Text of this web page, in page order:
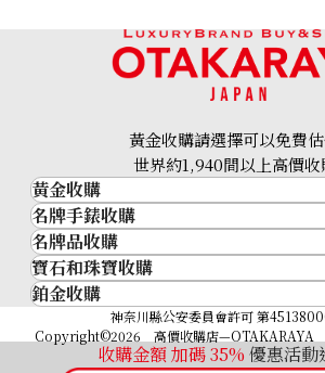
收購金額 加碼35% 優惠活動
黃金收購請選擇可以免費估
世界約1,940間以上高價收
黃金收購
黃金･金條
金條
金幣及銀幣
過去十年黃金價格
金飾
名牌手錶收購
名牌手錶收購
勞力士 (Rolex)
Patek Philippe
Audemars Piguet
Vacheron Constantin
名牌品收購
名牌品收購
HERMES
LOUIS VUITTON
CHANEL
寶石和珠寶收購
寶石和珠寶
祖母綠
鉑金收購
神奈川縣公安委員會許可 第
Copyright©2026 高價收購店—OTAKARAYA